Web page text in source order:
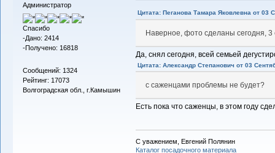
Администратор
Спасибо
-Дано: 2414
-Получено: 16818
Сообщений: 1324
Рейтинг: 17073
Волгоградская обл., г.Камышин
Цитата: Пеганова Тамара Яковлевна от 03
Наверное, фото сделаны сегодня,
Да, снял сегодня, всей семьей
Цитата: Александр Cтепанович от 03
с саженцами проблемы не будет?
Есть пока что саженцы, в этом году
С уважением, Евгений Полянин
Каталог посадочного материала